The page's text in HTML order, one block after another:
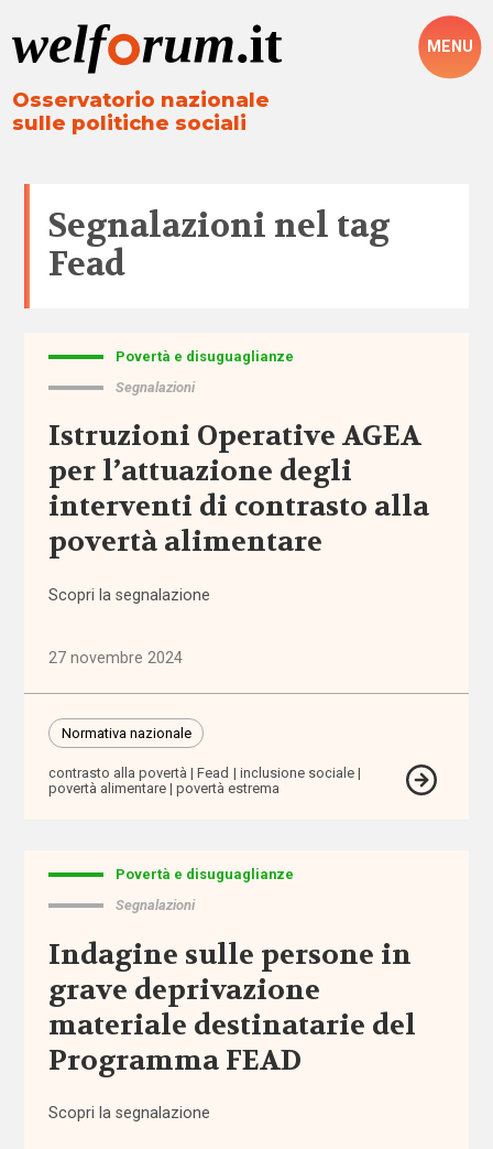
Osservatorio nazionale
sulle politiche sociali
MENU
Segnalazioni nel tag
Fead
Tutto
Altre
politiche
(1.316)
(744)
Famiglie,
adolescenza
(2.207)
Migrazioni
(1.071)
con
disabilità
Politiche
e governo
del welfare
(1.768)
Povertà e
Povertà e disuguaglianze
Segnalazioni
Istruzioni Operative AGEA
per l’attuazione degli
interventi di contrasto alla
povertà alimentare
Scopri la segnalazione
27 novembre 2024
Normativa nazionale
contrasto alla povertà Fead
inclusione sociale
povertà alimentare
povertà estrema
Povertà e disuguaglianze
Segnalazioni
Indagine sulle persone in
grave deprivazione
materiale destinatarie del
Programma FEAD
Scopri la segnalazione